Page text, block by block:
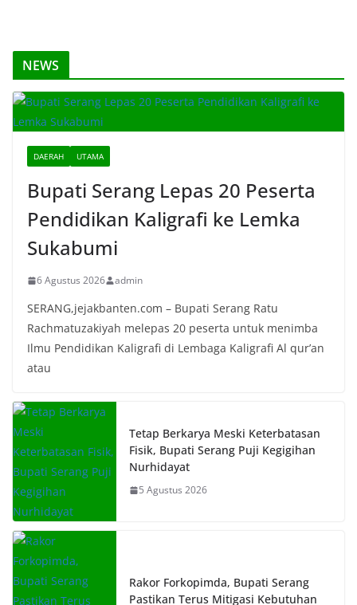
NEWS
DAERAH UTAMA
Bupati Serang Lepas 20 Peserta
Pendidikan Kaligrafi ke Lemka
Sukabumi
6 Agustus 2026 admin
SERANG,jejakbanten.com – Bupati Serang Ratu
Rachmatuzakiyah melepas 20 peserta untuk menimba
Ilmu Pendidikan Kaligrafi di Lembaga Kaligrafi Al qur’an
atau
Tetap Berkarya Meski Keterbatasan
Fisik, Bupati Serang Puji Kegigihan
Nurhidayat
5 Agustus 2026
Rakor Forkopimda, Bupati Serang
Pastikan Terus Mitigasi Kebutuhan